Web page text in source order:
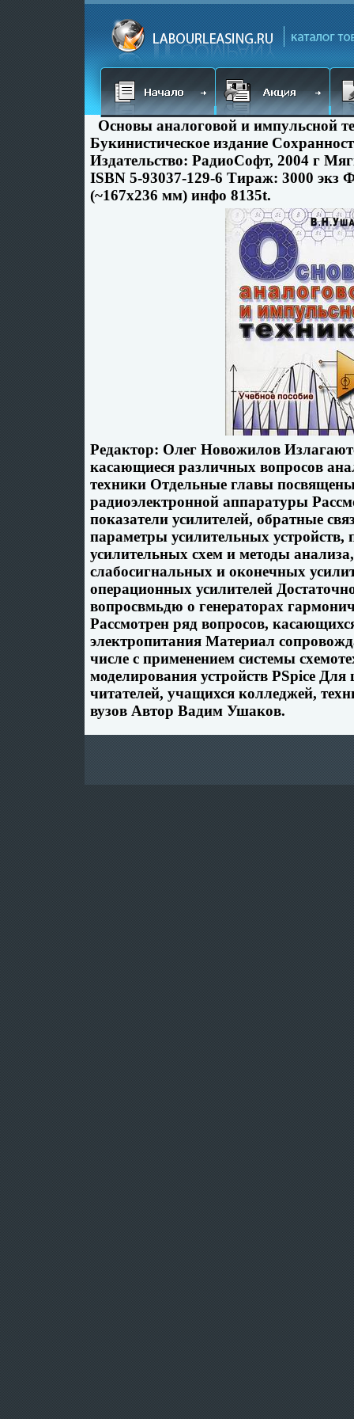
Основы аналоговой и импульсной
Букинистическое издание
Издательство: РадиоСофт, 2004 г
ISBN 5-93037-129-6 Тираж: 3000 экз
(~167x236 мм) инфо 8135t.
Редактор: Олег Новожилов
касающиеся различных вопросов
техники Отдельные главы
радиоэлектронной аппаратуры
показатели усилителей, обратные
параметры усилительных
усилительных схем и методы
слабосигнальных и оконечных
операционных усилителей
вопросвмьдю о генераторах
Рассмотрен ряд вопросов,
электропитания Материал
числе с применением системы
моделирования устройств PSpice
читателей, учащихся колледжей,
вузов Автор Вадим Ушаков.